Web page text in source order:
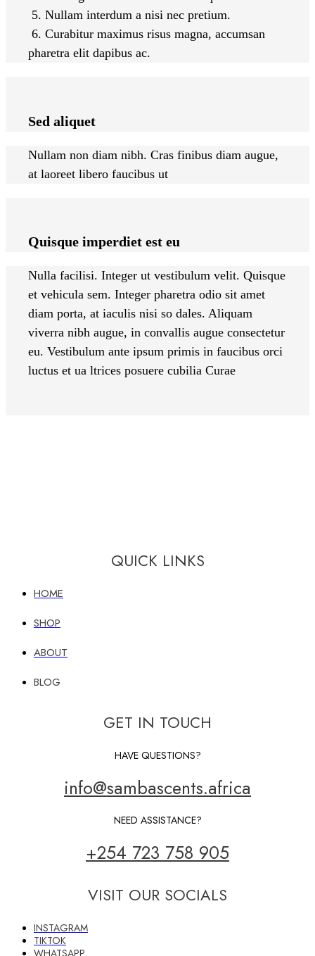
5. Nullam interdum a nisi nec pretium.
6. Curabitur maximus risus magna, accumsan
pharetra elit dapibus ac.
Sed aliquet
Nullam non diam nibh. Cras finibus diam augue,
at laoreet libero faucibus ut
Quisque imperdiet est eu
Nulla facilisi. Integer ut vestibulum velit. Quisque
et vehicula sem. Integer pharetra odio sit amet
diam porta, at iaculis nisi so dales. Aliquam
viverra nibh augue, in convallis augue consectetur
eu. Vestibulum ante ipsum primis in faucibus orci
luctus et ua ltrices posuere cubilia Curae
QUICK LINKS
HOME
SHOP
ABOUT
BLOG
GET IN TOUCH
HAVE QUESTIONS?
info@sambascents.africa
NEED ASSISTANCE?
+254 723 758 905
VISIT OUR SOCIALS
INSTAGRAM
TIKTOK